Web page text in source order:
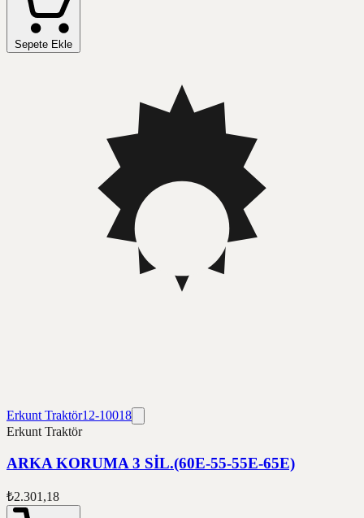
Sepete Ekle
Erkunt Traktör12-10018
Erkunt Traktör
ARKA KORUMA 3 SİL.(60E-55-55E-65E)
₺2.301,18